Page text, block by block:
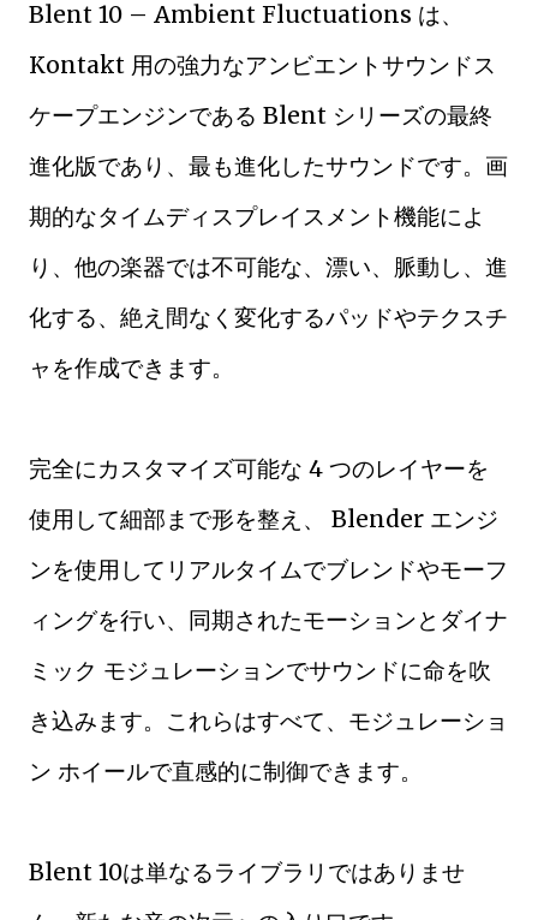
Blent 10 – Ambient Fluctuations は、
Kontakt 用の強力なアンビエントサウンドス
ケープエンジンである Blent シリーズの最終
進化版であり、最も進化したサウンドです。画
期的なタイムディスプレイスメント機能によ
り、他の楽器では不可能な、漂い、脈動し、進
化する、絶え間なく変化するパッドやテクスチ
ャを作成できます。
完全にカスタマイズ可能な 4 つのレイヤーを
使用して細部まで形を整え、 Blender エンジ
ンを使用してリアルタイムでブレンドやモーフ
ィングを行い、同期されたモーションとダイナ
ミック モジュレーションでサウンドに命を吹
き込みます。これらはすべて、モジュレーショ
ン ホイールで直感的に制御できます。
Blent 10は単なるライブラリではありませ